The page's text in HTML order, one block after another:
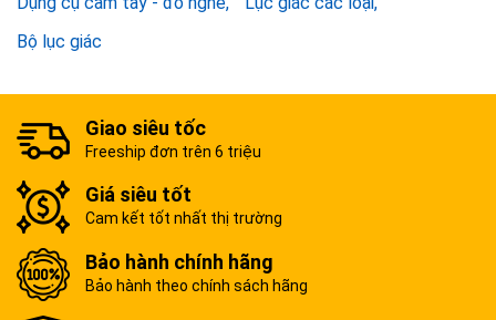
Bộ lục giác
Giao siêu tốc
Freeship đơn trên 6 triệu
Giá siêu tốt
Cam kết tốt nhất thị trường
Bảo hành chính hãng
Bảo hành theo chính sách hãng